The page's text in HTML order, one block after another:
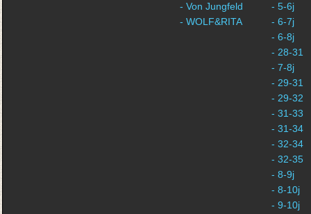
- Von Jungfeld
- WOLF&RITA
- 5-6j
- 6-7j
- 6-8j
- 28-31
- 7-8j
- 29-31
- 29-32
- 31-33
- 31-34
- 32-34
- 32-35
- 8-9j
- 8-10j
- 9-10j